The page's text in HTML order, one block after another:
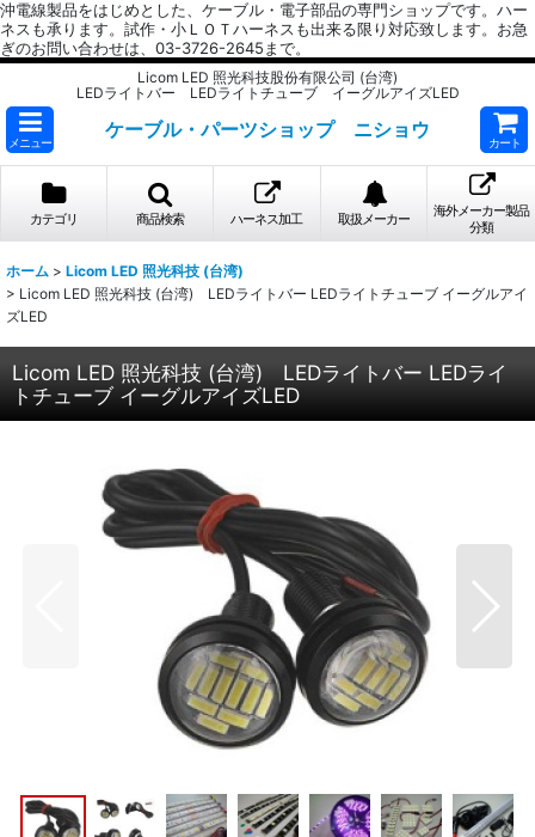
沖電線製品をはじめとした、ケーブル・電子部品の専門ショップです。ハー
ネスも承ります。試作・小ＬＯＴハーネスも出来る限り対応致します。お急
ぎのお問い合わせは、03-3726-2645まで。
Licom LED 照光科技股份有限公司 (台湾)
LEDライトバー LEDライトチューブ イーグルアイズLED
メニュー
ケーブル・パーツショップ ニショウ
カート
カテゴリ 商品検索 ハーネス加工 取扱メーカー
海外メーカー製品
分類
ホーム > Licom LED 照光科技 (台湾)
> Licom LED 照光科技 (台湾) LEDライトバー LEDライトチューブ イーグルアイ
ズLED
Licom LED 照光科技 (台湾) LEDライトバー LEDライ
トチューブ イーグルアイズLED